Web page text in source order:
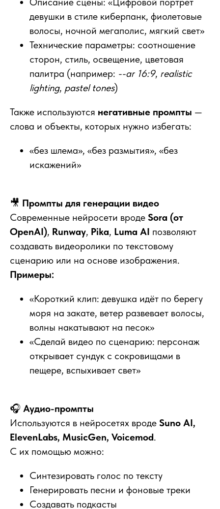
девушки в стиле киберпанк, фиолетовые
волосы, ночной мегаполис, мягкий свет»
Технические параметры: соотношение
сторон, стиль, освещение, цветовая
палитра (например: --ar 16:9, realistic
lighting, pastel tones)
Также используются негативные промпты —
слова и объекты, которых нужно избегать:
«без шлема», «без размытия», «без
искажений»
🎥 Промпты для генерации видео
Современные нейросети вроде Sora (от
OpenAI), Runway, Pika, Luma AI позволяют
создавать видеоролики по текстовому
сценарию или на основе изображения.
Примеры:
«Короткий клип: девушка идёт по берегу
моря на закате, ветер развевает волосы,
волны накатывают на песок»
«Сделай видео по сценарию: персонаж
открывает сундук с сокровищами в
пещере, вспыхивает свет»
🎧 Аудио-промпты
Используются в нейросетях вроде Suno AI,
ElevenLabs, MusicGen, Voicemod.
С их помощью можно:
Синтезировать голос по тексту
Генерировать песни и фоновые треки
Создавать подкасты